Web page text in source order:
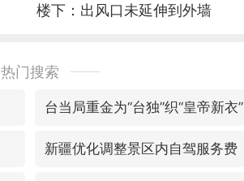
楼下：出风口未延伸到外墙
热门搜索
台当局重金为“台独”织“皇帝新衣”
新疆优化调整景区内自驾服务费